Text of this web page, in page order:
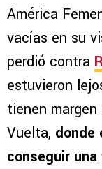
América
vacías en su
perdió contra
estuvieron
tienen
Vuelta, donde
conseguir